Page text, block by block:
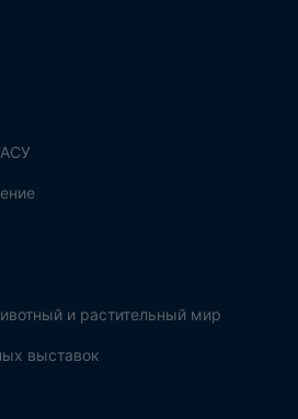
и растительный мир
выставок